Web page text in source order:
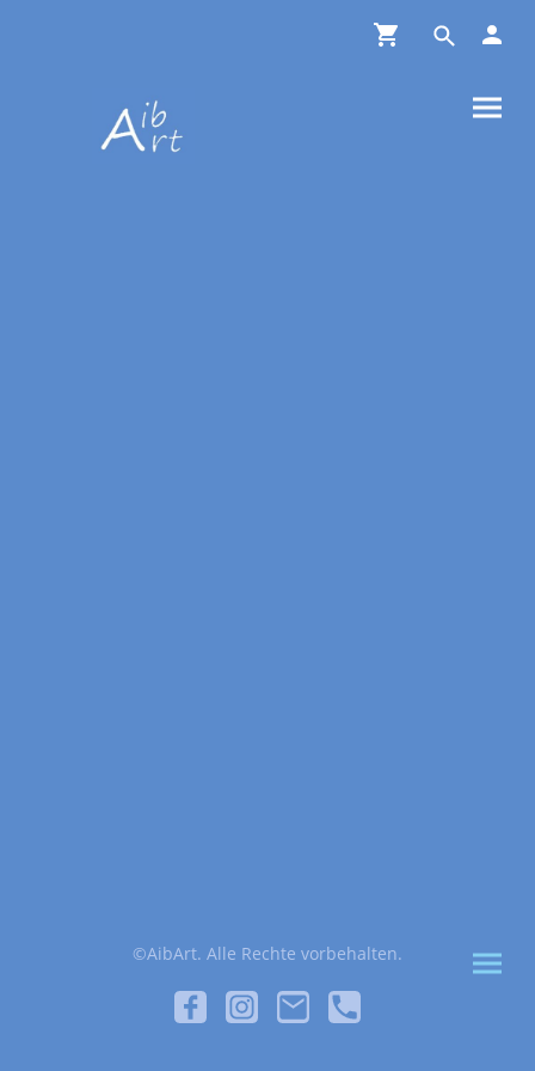
©AibArt. Alle Rechte vorbehalten.